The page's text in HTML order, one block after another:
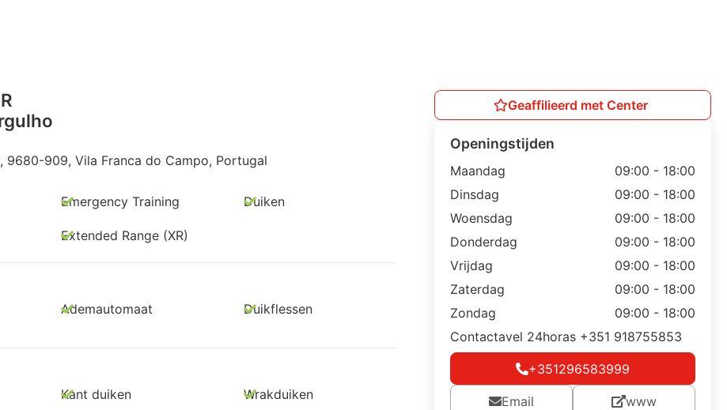
9680-909, Vila Franca do Campo, Portugal
Emergency Training Duiken
Extended Range (XR)
Ademautomaat Duikflessen
Kant duiken Wrakduiken
Geaffilieerd met Center
Openingstijden
Maandag
09:00 - 18:00
Dinsdag
09:00 - 18:00
Woensdag
09:00 - 18:00
Donderdag
09:00 - 18:00
Vrijdag
09:00 - 18:00
Zaterdag
09:00 - 18:00
Zondag
09:00 - 18:00
Contactavel 24horas +351 918755853
+351296583999
Email www